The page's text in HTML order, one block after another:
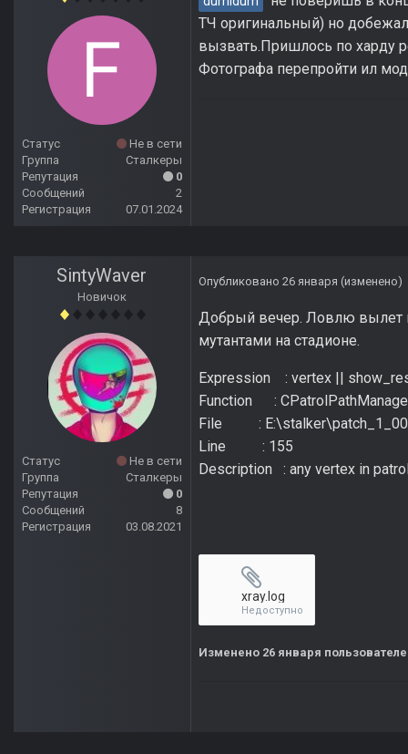
Статус
Не в сети
Группа
Сталкеры
Репутация
0
Сообщений
2
Регистрация
07.01.2024
ТЧ оригинальный) но
вызвать.Пришлось по харду
Фотографа перепройти ил
SintyWaver
Новичок
Статус
Не в сети
Группа
Сталкеры
Репутация
0
Сообщений
8
Регистрация
03.08.2021
Опубликовано 26 января (изменено)
Добрый вечер. Ловлю вылет в
мутантами на стадионе.
Expression : vertex ||
Function :
File :
Line : 155
Description : any vertex in
xray.log
Недоступно
Изменено 26 января